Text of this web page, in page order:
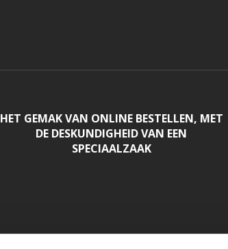
HET GEMAK VAN ONLINE BESTELLEN, MET
DE DESKUNDIGHEID VAN EEN
SPECIAALZAAK